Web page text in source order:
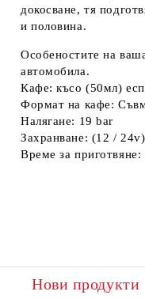
докосване, тя
и половина.
Особеностите на
автомобила.
Кафе: късо (50мл)
Формат на кафе:
Налягане: 19 bar
Захранване: (12 / 24v)
Време за
Нови продукти